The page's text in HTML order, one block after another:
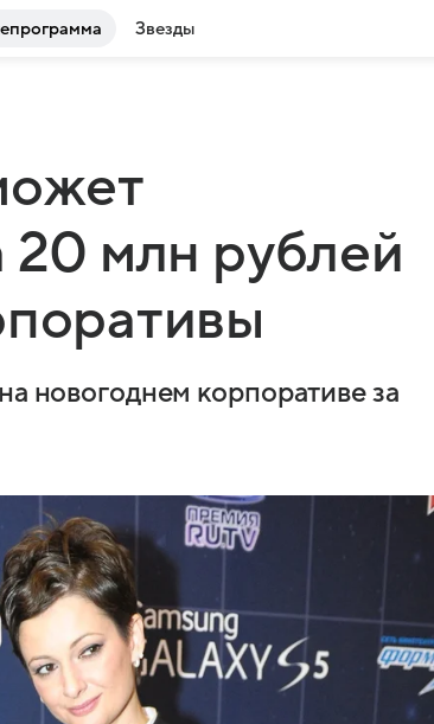
Звезды
20 млн рублей
новогоднем корпоративе за